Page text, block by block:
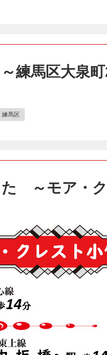
練馬区大泉
練馬区
～モア・